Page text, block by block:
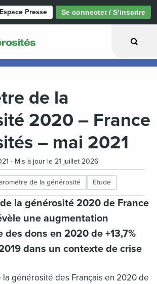
Espace Presse Se connecter / S’inscrire
de la
2020 – France
– mai 2021
- Mis à jour le 21 juillet 2026
de la générosité Etude
la générosité 2020 de France
une augmentation
des dons en 2020 de +13,7%
dans un contexte de crise
générosité des Français en 2020 de